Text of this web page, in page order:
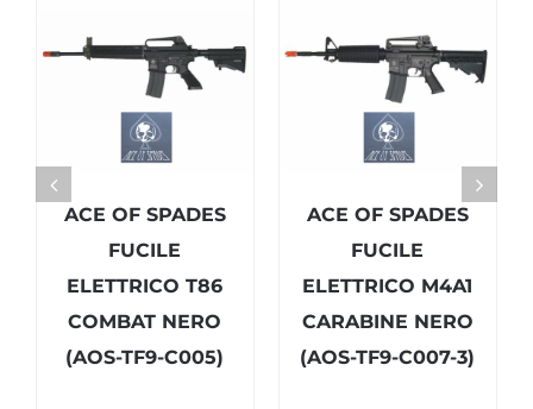
ACE OF SPADES
FUCILE
ELETTRICO T86
COMBAT NERO
(AOS-TF9-C005)
ACE OF SPADES
FUCILE
ELETTRICO M4A1
CARABINE NERO
(AOS-TF9-C007-3)